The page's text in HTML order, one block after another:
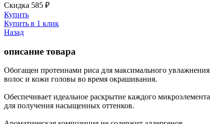
Скидка 585 ₽
Купить
Купить в 1 клик
Назад
описание товара
Обогащен протеинами риса для максимального увлажнения
волос и кожи головы во время окрашивания.
Обеспечивает идеальное раскрытие каждого микроэлемента
для получения насыщенных оттенков.